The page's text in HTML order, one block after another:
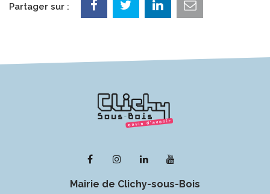
Partager sur :
Lien
le
Lien
le
Lien
le
la
Mairie de Clichy-sous-Bois